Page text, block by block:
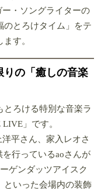
ー・ソングライターの
のとろけタイム」をテ
す。
りの「癒しの音楽
ろける特別な音楽ラ
LIVE」です。
洋平さん、家入レオさ
行っているaoさんが
ゲンダッツアイスク
といった会場内の装飾